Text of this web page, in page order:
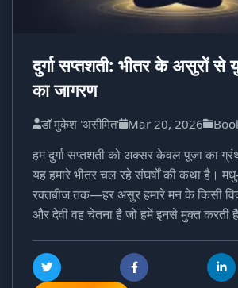
दुर्गा सप्तशती: भीतर के असुरों से
का जागरण
डॉ मुकेश 'असीमित' Mar 20, 2026
हम दुर्गा सप्तशती को अक्सर केवल पूजा का
यह हमारे भीतर चल रहे संघर्षों की कथा है।
रक्तबीज तक—हर असुर हमारे मन के किसी
और देवी वह चेतना है जो हमें इनसे मुक्त करती